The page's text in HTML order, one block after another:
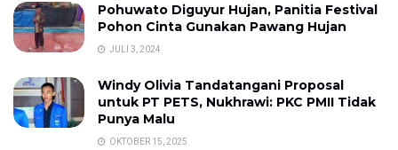
Pohuwato Diguyur Hujan, Panitia Festival
Pohon Cinta Gunakan Pawang Hujan
JULI 3, 2024
Windy Olivia Tandatangani Proposal
untuk PT PETS, Nukhrawi: PKC PMII Tidak
Punya Malu
OKTOBER 15, 2025